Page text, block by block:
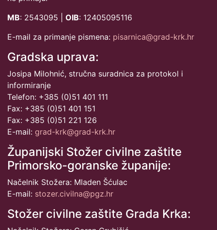
MB: 2543095 | OIB: 12405095116
E-mail za primanje pismena: pisarnica@grad-krk.hr
Gradska uprava:
Josipa Milohnić, stručna suradnica za protokol i
informiranje
Telefon: +385 (0)51 401 111
Fax: +385 (0)51 401 151
Fax: +385 (0)51 221 126
E-mail: grad-krk@grad-krk.hr
Županijski Stožer civilne zaštite
Primorsko-goranske županije:
Načelnik Stožera: Mladen Šćulac
E-mail: stozer.civilna@pgz.hr
Stožer civilne zaštite Grada Krka: